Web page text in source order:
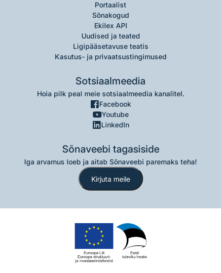
Portaalist
Sõnakogud
Ekilex API
Uudised ja teated
Ligipääsetavuse teatis
Kasutus- ja privaatsustingimused
Sotsiaalmeedia
Hoia pilk peal meie sotsiaalmeedia kanalitel.
Facebook
Youtube
LinkedIn
Sõnaveebi tagasiside
Iga arvamus loeb ja aitab Sõnaveebi paremaks teha!
Kirjuta meile